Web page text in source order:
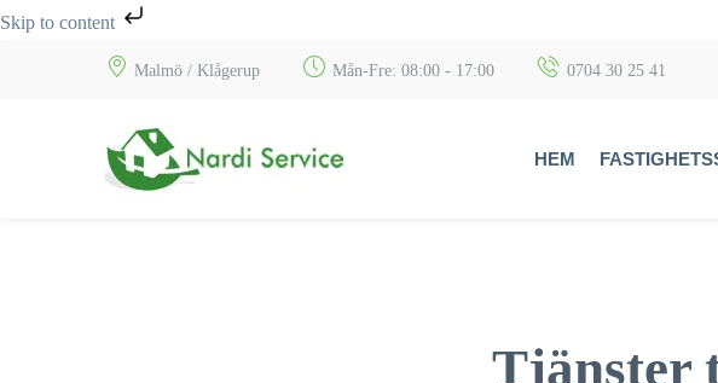
Skip to content
Malmö / Klågerup Mån-Fre: 08:00 - 17:00 0704 30 25 41
HEM
Tjänster